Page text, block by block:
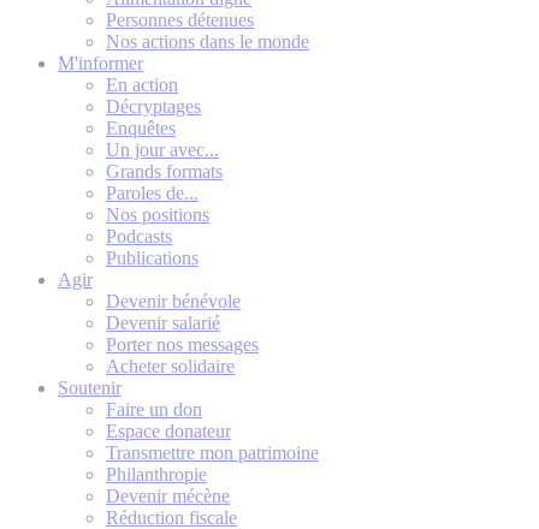
Personnes détenues
Nos actions dans le monde
M'informer
En action
Décryptages
Enquêtes
Un jour avec...
Grands formats
Paroles de...
Nos positions
Podcasts
Publications
Agir
Devenir bénévole
Devenir salarié
Porter nos messages
Acheter solidaire
Soutenir
Faire un don
Espace donateur
Transmettre mon patrimoine
Philanthropie
Devenir mécène
Réduction fiscale